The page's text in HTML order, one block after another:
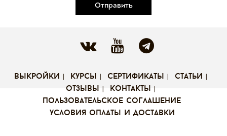
Отправить
выкройки курсы сертификаты
статьи
отзывы
контакты
пользовательское соглашение
условия оплаты и доставки